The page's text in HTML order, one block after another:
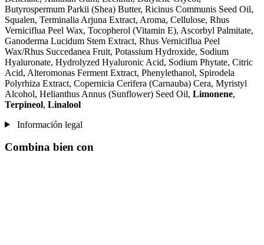
Butyrospermum Parkii (Shea) Butter, Ricinus Communis Seed Oil,
Squalen, Terminalia Arjuna Extract, Aroma, Cellulose, Rhus
Verniciflua Peel Wax, Tocopherol (Vitamin E), Ascorbyl Palmitate,
Ganoderma Lucidum Stem Extract, Rhus Verniciflua Peel
Wax/Rhus Succedanea Fruit, Potassium Hydroxide, Sodium
Hyaluronate, Hydrolyzed Hyaluronic Acid, Sodium Phytate, Citric
Acid, Alteromonas Ferment Extract, Phenylethanol, Spirodela
Polyrhiza Extract, Copernicia Cerifera (Carnauba) Cera, Myristyl
Alcohol, Helianthus Annus (Sunflower) Seed Oil, Limonene,
Terpineol, Linalool
Información legal
Combina bien con